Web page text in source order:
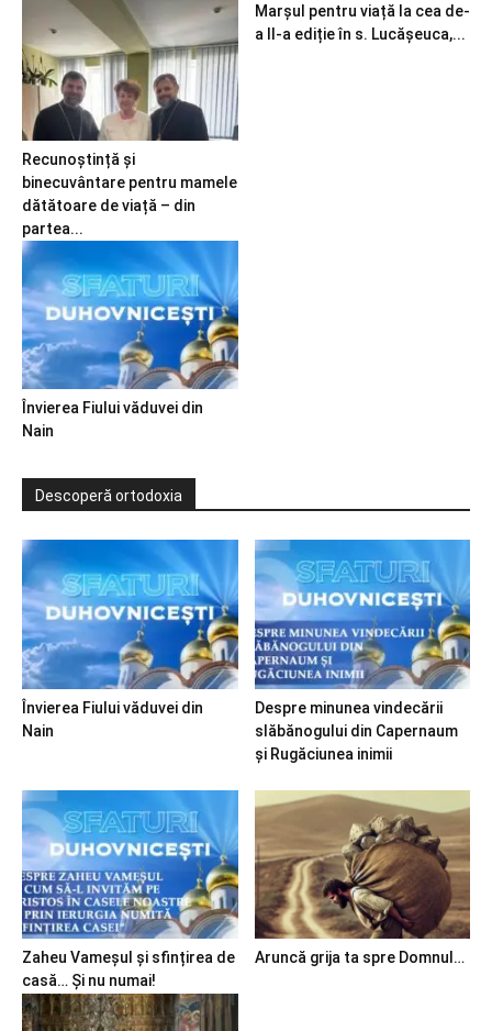
Recunoștință și
binecuvântare pentru mamele
dătătoare de viață – din
partea...
Marșul pentru viață la cea de-
a II-a ediție în s. Lucășeuca,...
Învierea Fiului văduvei din
Nain
Descoperă ortodoxia
Învierea Fiului văduvei din
Nain
Despre minunea vindecării
slăbănogului din Capernaum
și Rugăciunea inimii
Zaheu Vameșul și sfințirea de
casă… Și nu numai!
Aruncă grija ta spre Domnul…